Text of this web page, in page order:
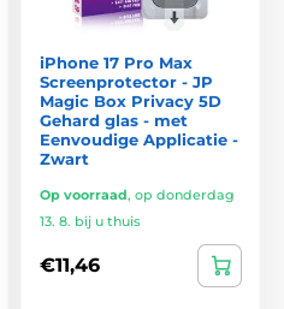
iPhone 17 Pro Max
Screenprotector - JP
Magic Box Privacy 5D
Gehard glas - met
Eenvoudige Applicatie -
Zwart
Op voorraad, op donderdag
13. 8. bij u thuis
€11,46